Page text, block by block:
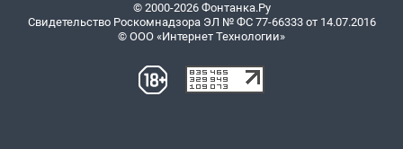
© 2000-2026 Фонтанка.Ру
Свидетельство Роскомнадзора ЭЛ № ФС 77-66333 от 14.07.2016
© ООО «Интернет Технологии»